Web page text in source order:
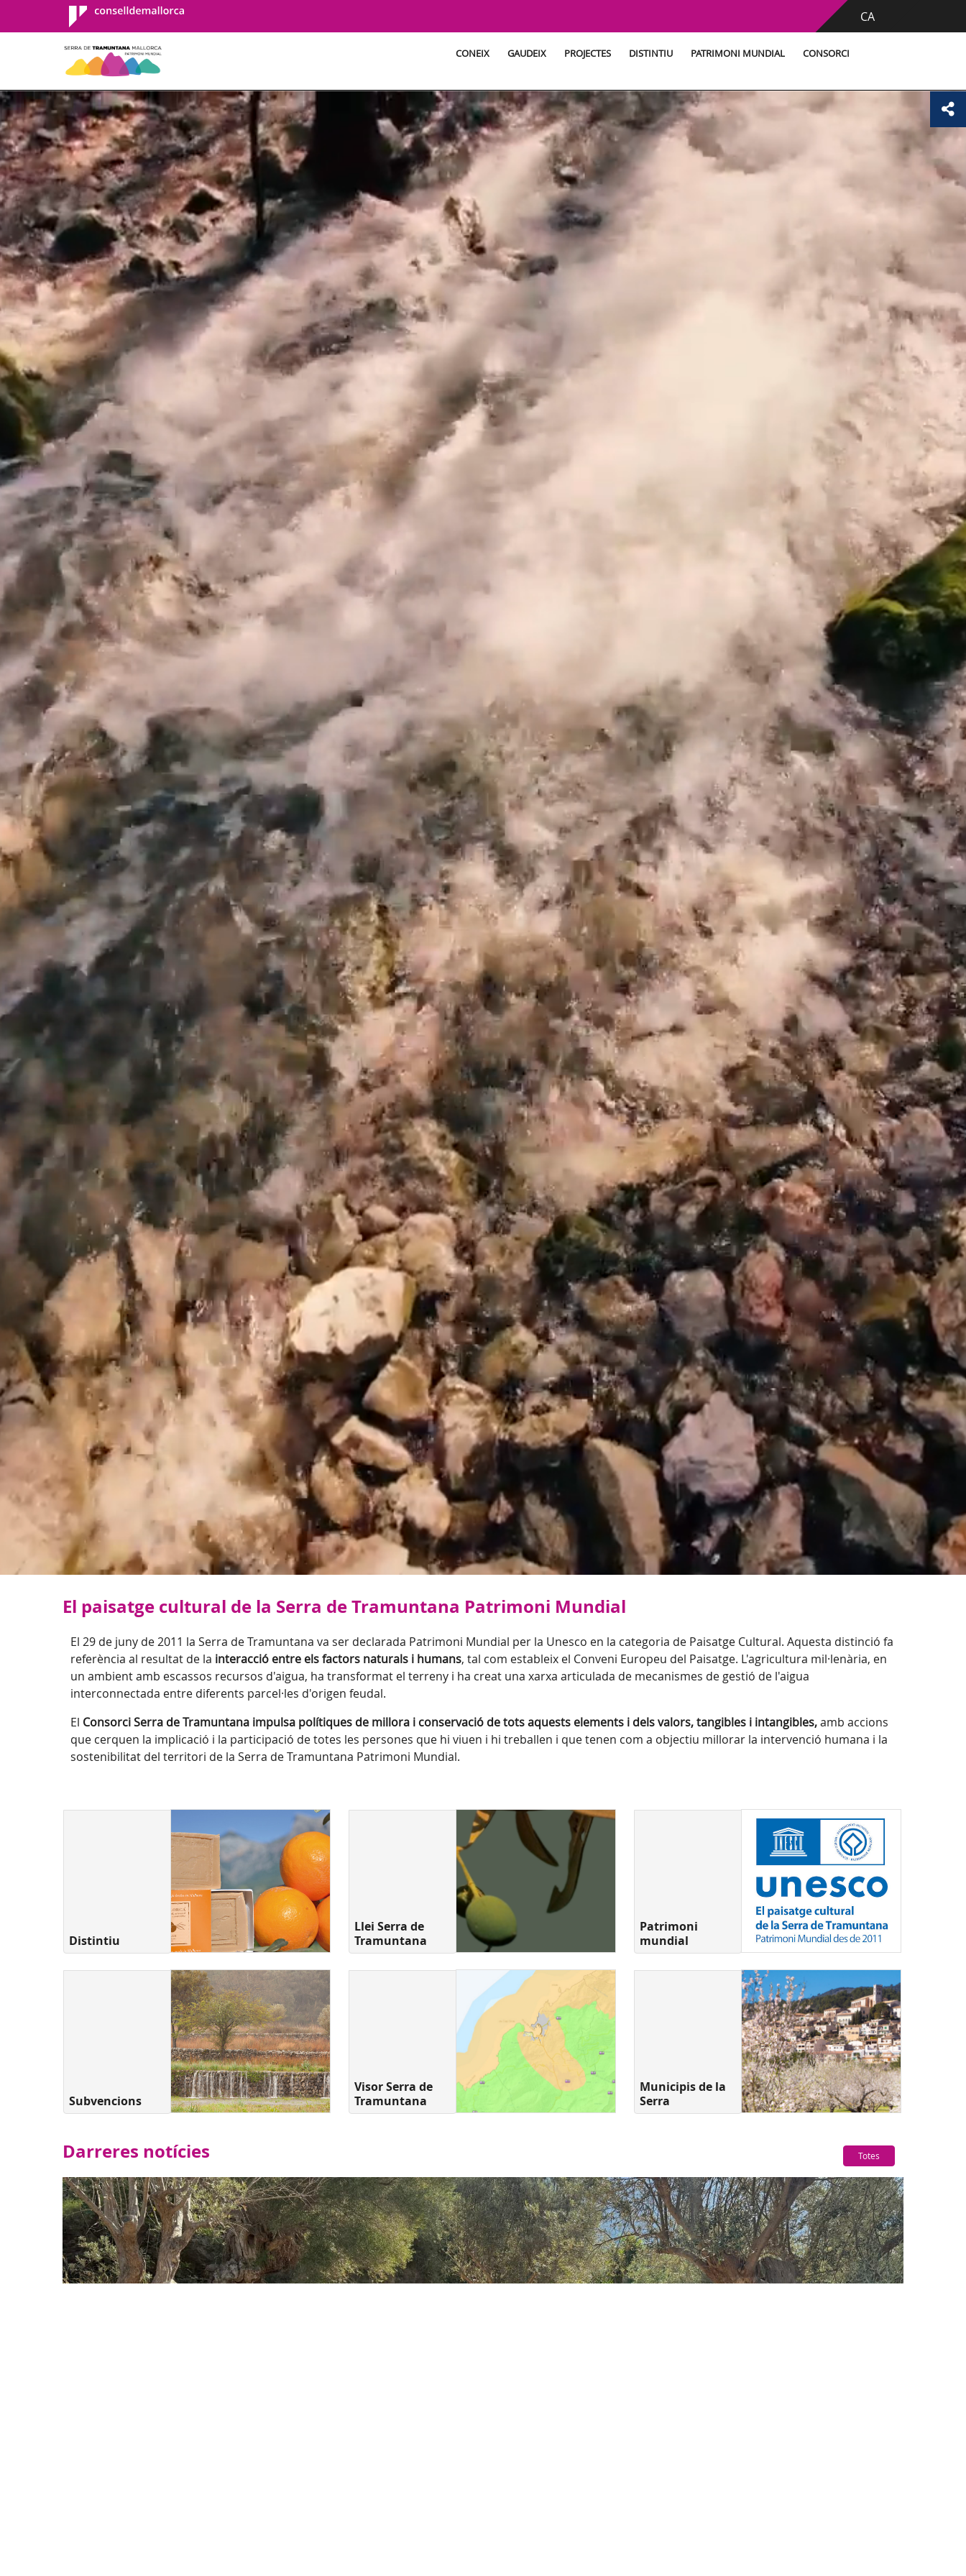
Consell de
Mallorca
CA
CONEIX GAUDEIX PROJECTES DISTINTIU PATRIMONI MUNDIAL CONSORCI
El paisatge cultural de la Serra de Tramuntana Patrimoni Mundial
El 29 de juny de 2011 la Serra de Tramuntana va ser declarada Patrimoni Mundial per la Unesco en la categoria de Paisatge Cultural. Aquesta distinció fa
referència al resultat de la interacció entre els factors naturals i humans, tal com estableix el Conveni Europeu del Paisatge. L'agricultura mil·lenària, en
un ambient amb escassos recursos d'aigua, ha transformat el terreny i ha creat una xarxa articulada de mecanismes de gestió de l'aigua
interconnectada entre diferents parcel·les d'origen feudal.
El Consorci Serra de Tramuntana impulsa polítiques de millora i conservació de tots aquests elements i dels valors, tangibles i intangibles,amb accions
que cerquen la implicació i la participació de totes les persones que hi viuen i hi treballen i que tenen com a objectiu millorar la intervenció humana i la
sostenibilitat del territori de la Serra de Tramuntana Patrimoni Mundial.
Distintiu
Llei Serra de
Tramuntana
Patrimoni
mundial
Subvencions
Visor Serra de
Tramuntana
Municipis de la
Serra
Totes
Darreres notícies